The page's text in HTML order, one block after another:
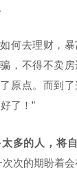
何去理财，
，不得不卖
原点。而到
了！”
多的人，将
次的期盼着会